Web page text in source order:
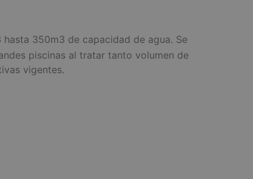
350m3 de capacidad de agua. Se
piscinas al tratar tanto volumen de
vigentes.